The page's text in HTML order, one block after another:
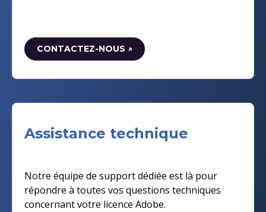
CONTACTEZ-NOUS ↗
Assistance technique
Notre équipe de support dédiée est là pour
répondre à toutes vos questions techniques
concernant votre licence Adobe.